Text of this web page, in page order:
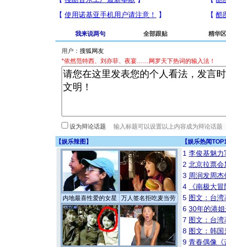
我来说两句 全部跟贴 精华区
用户：
*依然范特西、刘亦菲、夜宴……网罗天下热词的输入法！
设为辩论话题
【娱乐辣图 】 【娱乐热闻
内地最喜性爱的女星 万人签名拒吃麦当劳
1 李俊基魅力
2 北京拉票
3 周润发周
4
《南极大
5 图文：台
6 30年的港
7 图文：台
8 图文：韩
9 青春偶像《